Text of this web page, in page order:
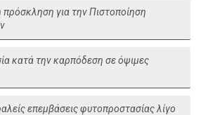
για την Πιστοποίηση
κατά την καρπόδεση σε όψιμες
επεμβάσεις φυτοπροστασίας λίγο